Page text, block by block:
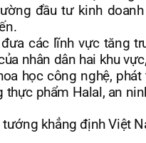
đầu tư kinh
các lĩnh vực tăng
nhân dân hai khu
học công nghệ,
phẩm Halal, an
khẳng định Việt